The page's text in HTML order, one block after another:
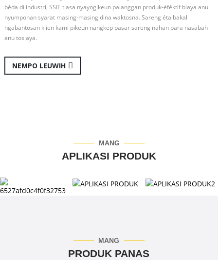
béda di industri, SSIE tiasa nyayogikeun palanggan produk-éféktif biaya anu
nyumponan syarat masing-masing dina waktosna. Sareng éta bakal
ngabantosan klien kami pikeun nangkep pasar sareng nahan para nasabah
anu tos aya.
NEMPO LEUWIH
MANG
APLIKASI PRODUK
MANG
PRODUK PANAS